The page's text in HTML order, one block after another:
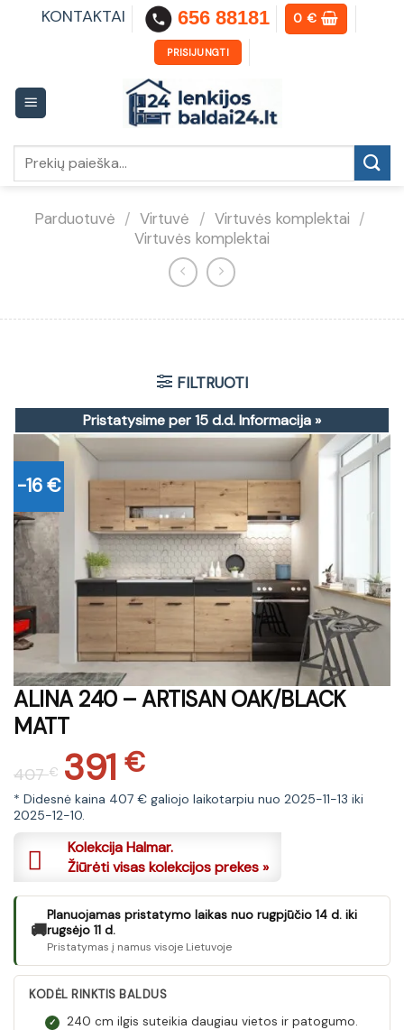
KONTAKTAI 656 88181 0€
PRISIJUNGTI
Parduotuvė / Virtuvė / Virtuvės komplektai /
Virtuvės komplektai
FILTRUOTI
Pristatysime per 15 d.d.Informacija »
-16 €
ALINA 240 – ARTISAN OAK/BLACK
MATT
407€
Original
price
was:
407 €.
391€
Current
price
is:
391 €.
* Didesnė kaina 407 € galiojo laikotarpiu nuo 2025-11-13 iki
2025-12-10.
Kolekcija Halmar.
Žiūrėti visas kolekcijos prekes »
🚚
Planuojamas pristatymo laikas nuo rugpjūčio 14 d. iki
rugsėjo 11 d.
Pristatymas į namus visoje Lietuvoje
KODĖL RINKTIS BALDUS
✓ 240 cm ilgis suteikia daugiau vietos ir patogumo.